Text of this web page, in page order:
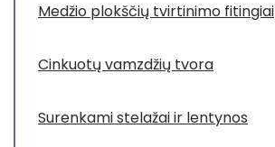
Medžio plokščių tvirtinimo fitingiai
Cinkuotų vamzdžių tvora
Surenkami stelažai ir lentynos